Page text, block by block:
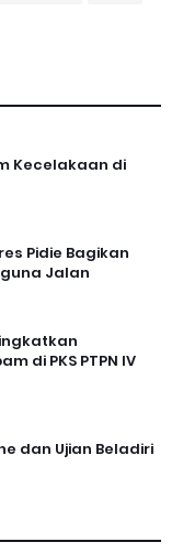
Kecelakaan di
Pidie Bagikan
Jalan
di PKS PTPN IV
dan Ujian Beladiri